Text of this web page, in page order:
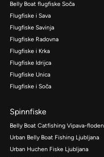
Belly Boat flugfiske Soča
Flugfiske i Sava
Flugfiske Savinja
Flugfiske Radovna
Flugfiske i Krka
Flugfiske Idrijca
Flugfiske Unica
Flugfiske i Soča
Spinnfiske
Belly Boat Catfishing Vipava-floden
Urban Belly Boat Fishing Ljubljana
Urban Huchen Fiske Ljubljana